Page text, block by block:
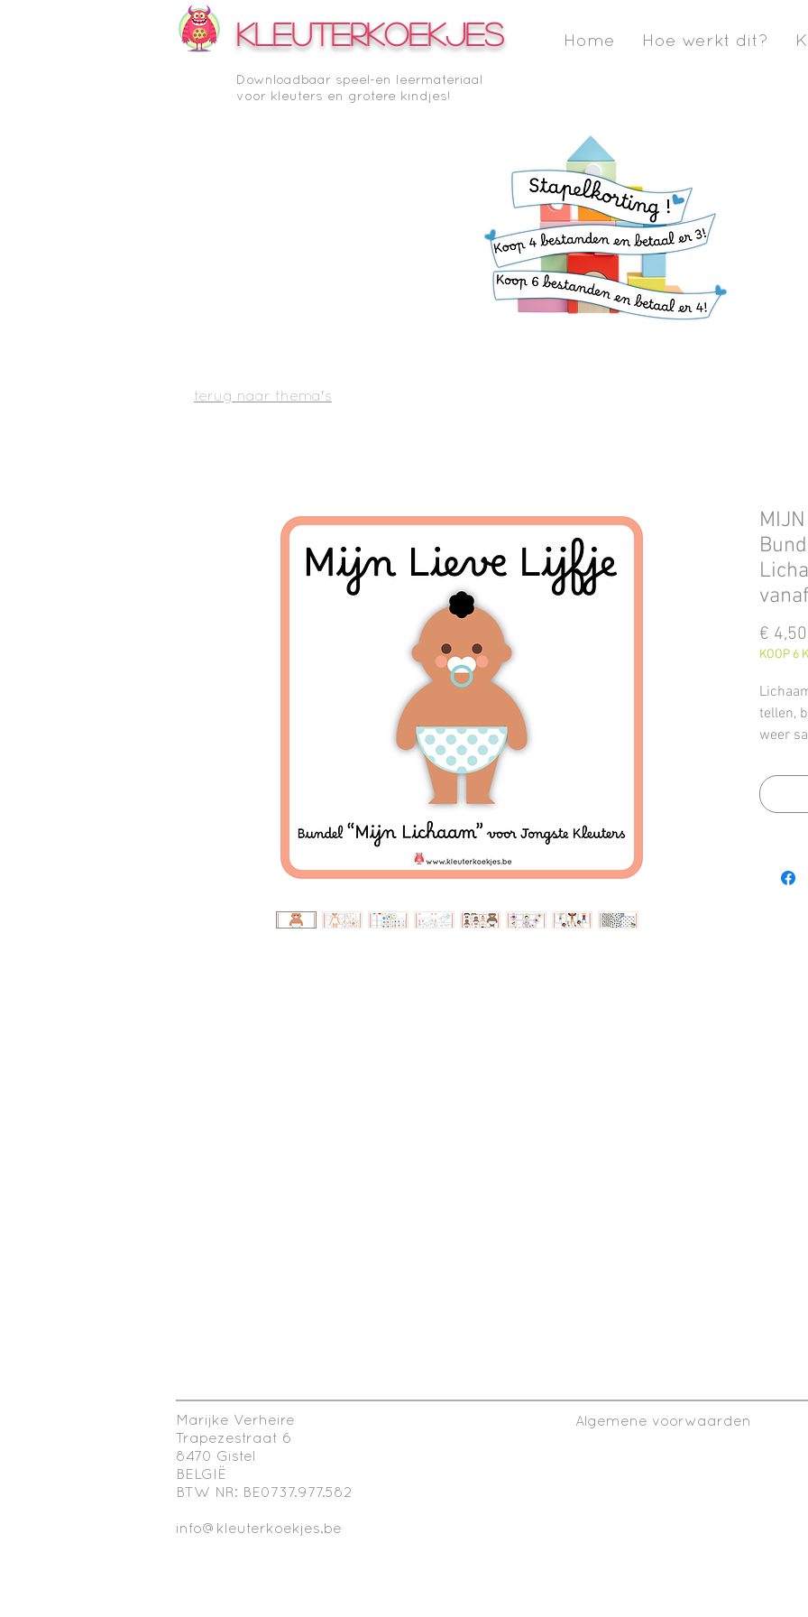
KLEUTERKOEKJES Home Hoe werkt dit?
Downloadbaar speel-en leermateriaal
voor kleuters en grotere kindjes!
€ 4,50
KOOP 6
tellen,
weer
Ook
de
Dit
terug naar thema's
Marijke Verheire
Trapezestraat 6
8470 Gistel
BELGIË
BTW NR: BE0737.977.582
info@kleuterkoekjes.be
Algemene voorwaarden